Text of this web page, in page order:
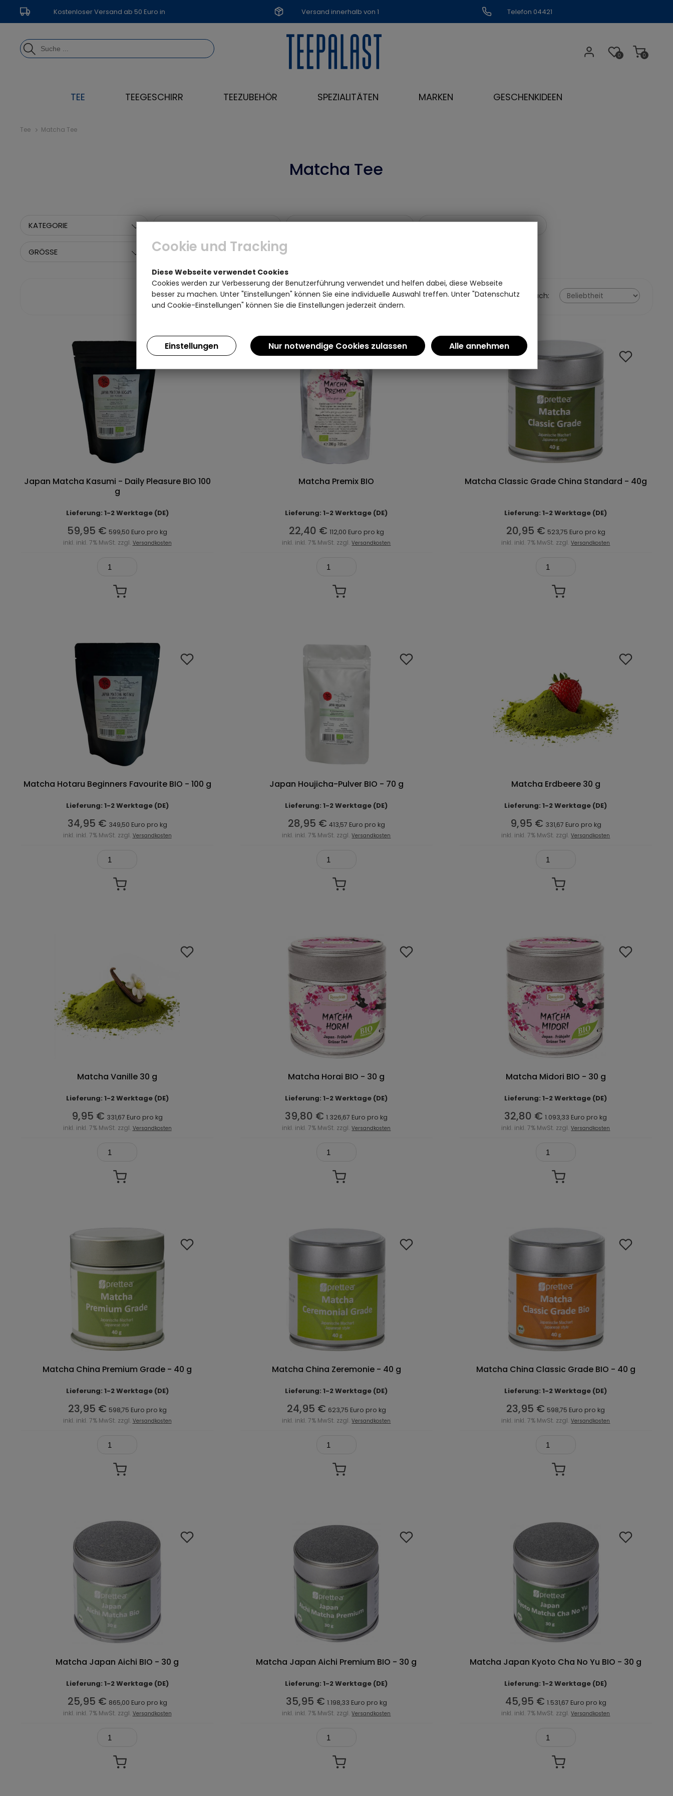
Kostenloser Versand ab 50 Euro in Versand innerhalb von 1
Werktag
Telefon 04421
0
0
TEE TEEGESCHIRR TEEZUBEHÖR SPEZIALITÄTEN MARKEN GESCHENKIDEEN
Tee Matcha Tee
Matcha Tee
KATEGORIE HERSTELLER TEE-EIGENSCHAFTEN TEE-ANBAUGEBIETE
GRÖSSE PREIS
Sortieren nach:
Artikel pro Seite:
Japan Matcha Kasumi - Daily Pleasure BIO 100
g
Lieferung: 1-2 Werktage (DE)
59,95 € 599,50 Euro pro kg
inkl. inkl. 7% MwSt. zzgl. Versandkosten
Matcha Premix BIO
Lieferung: 1-2 Werktage (DE)
22,40 € 112,00 Euro pro kg
inkl. inkl. 7% MwSt. zzgl.Versandkosten
Matcha Classic Grade China Standard - 40g
Lieferung: 1-2 Werktage (DE)
20,95 € 523,75 Euro pro kg
inkl. inkl. 7% MwSt. zzgl.Versandkosten
Matcha Hotaru Beginners Favourite BIO - 100 g
Lieferung: 1-2 Werktage (DE)
34,95 € 349,50 Euro pro kg
inkl. inkl. 7% MwSt. zzgl. Versandkosten
Japan Houjicha-Pulver BIO - 70 g
Lieferung: 1-2 Werktage (DE)
28,95 € 413,57 Euro pro kg
inkl. inkl. 7% MwSt. zzgl.Versandkosten
Matcha Erdbeere 30 g
Lieferung: 1-2 Werktage (DE)
9,95 € 331,67 Euro pro kg
inkl. inkl. 7% MwSt. zzgl.Versandkosten
Matcha Vanille 30 g
Lieferung: 1-2 Werktage (DE)
9,95 € 331,67 Euro pro kg
inkl. inkl. 7% MwSt. zzgl. Versandkosten
Matcha Horai BIO - 30 g
Lieferung: 1-2 Werktage (DE)
39,80 € 1.326,67 Euro pro kg
inkl. inkl. 7% MwSt. zzgl.Versandkosten
Matcha Midori BIO - 30 g
Lieferung: 1-2 Werktage (DE)
32,80 € 1.093,33 Euro pro kg
inkl. inkl. 7% MwSt. zzgl.Versandkosten
Matcha China Premium Grade - 40 g
Lieferung: 1-2 Werktage (DE)
23,95 € 598,75 Euro pro kg
inkl. inkl. 7% MwSt. zzgl. Versandkosten
Matcha China Zeremonie - 40 g
Lieferung: 1-2 Werktage (DE)
24,95 € 623,75 Euro pro kg
inkl. inkl. 7% MwSt. zzgl.Versandkosten
Matcha China Classic Grade BIO - 40 g
Lieferung: 1-2 Werktage (DE)
23,95 € 598,75 Euro pro kg
inkl. inkl. 7% MwSt. zzgl.Versandkosten
Matcha Japan Aichi BIO - 30 g
Lieferung: 1-2 Werktage (DE)
25,95 € 865,00 Euro pro kg
inkl. inkl. 7% MwSt. zzgl. Versandkosten
Matcha Japan Aichi Premium BIO - 30 g
Lieferung: 1-2 Werktage (DE)
35,95 € 1.198,33 Euro pro kg
inkl. inkl. 7% MwSt. zzgl.Versandkosten
Matcha Japan Kyoto Cha No Yu BIO - 30 g
Lieferung: 1-2 Werktage (DE)
45,95 € 1.531,67 Euro pro kg
inkl. inkl. 7% MwSt. zzgl.Versandkosten
Cookie und Tracking
Diese Webseite verwendet Cookies
Cookies werden zur Verbesserung der Benutzerführung verwendet und helfen dabei, diese Webseite
besser zu machen. Unter "Einstellungen" können Sie eine individuelle Auswahl treffen. Unter "Datenschutz
und Cookie-Einstellungen" können Sie die Einstellungen jederzeit ändern.
Einstellungen